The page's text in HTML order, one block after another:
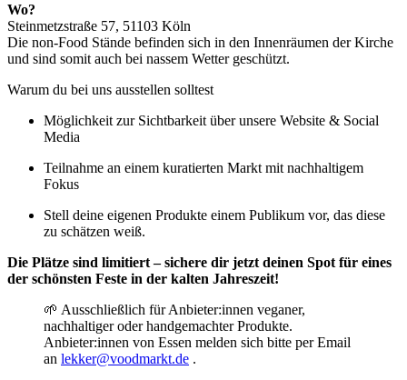
Wo?
Steinmetzstraße 57, 51103 Köln
Die non-Food Stände befinden sich in den Innenräumen der Kirche
und sind somit auch bei nassem Wetter geschützt.
Warum du bei uns ausstellen solltest
Möglichkeit zur Sichtbarkeit über unsere Website & Social
Media
Teilnahme an einem kuratierten Markt mit nachhaltigem
Fokus
Stell deine eigenen Produkte einem Publikum vor, das diese
zu schätzen weiß.
Die Plätze sind limitiert – sichere dir jetzt deinen Spot für eines
der schönsten Feste in der kalten Jahreszeit!
🌱 Ausschließlich für Anbieter:innen veganer,
nachhaltiger oder handgemachter Produkte.
Anbieter:innen von Essen melden sich bitte per Email
an lekker@voodmarkt.de .